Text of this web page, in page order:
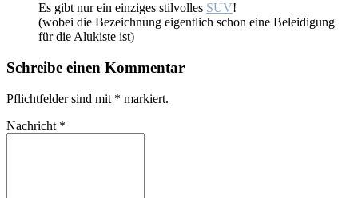
Es gibt nur ein ein­zi­ges stil­vol­les SUV!
(wo­bei die Be­zeich­nung ei­gent­lich schon ei­ne Be­lei­di­gung
für die Alu­kis­te ist)
Schreibe einen Kommentar
Pflichtfelder sind mit * markiert.
Nachricht *